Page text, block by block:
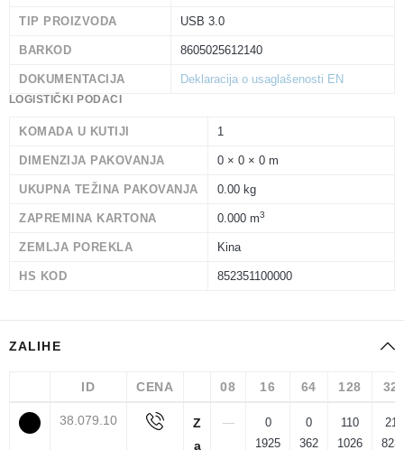
TIP PROIZVODA USB 3.0
BARKOD 8605025612140
DOKUMENTACIJA Deklaracija o usaglašenosti EN
LOGISTIČKI PODACI
KOMADA U KUTIJI 1
DIMENZIJA PAKOVANJA 0 × 0 × 0 m
UKUPNA TEŽINA PAKOVANJA 0.00 kg
ZAPREMINA KARTONA 0.000 m3
ZEMLJA POREKLA Kina
HS KOD 852351100000
ZALIHE
ID CENA 08 16 64 128 32
38.079.10
Z
a
—
0
1925
0
362
110
1026
21
823